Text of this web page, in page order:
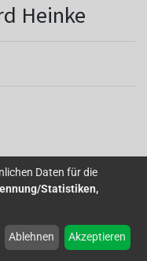
Heinke
Daten für die
Statistiken,
Ablehnen Akzeptieren